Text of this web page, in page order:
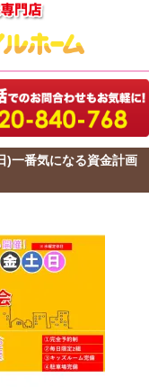
一番気になる資金計画